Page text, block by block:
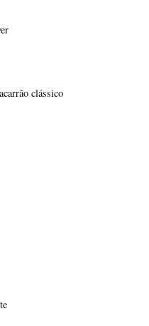
clássico